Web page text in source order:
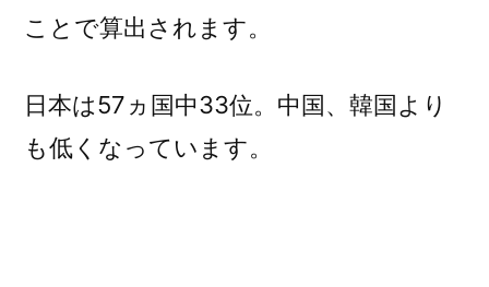
ことで算出されます。
日本は57ヵ国中33位。中国、韓国より
も低くなっています。